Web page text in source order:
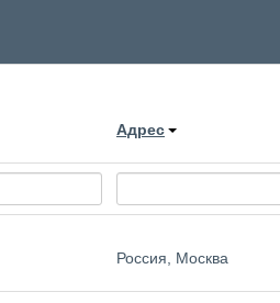
Адрес
Россия, Москва